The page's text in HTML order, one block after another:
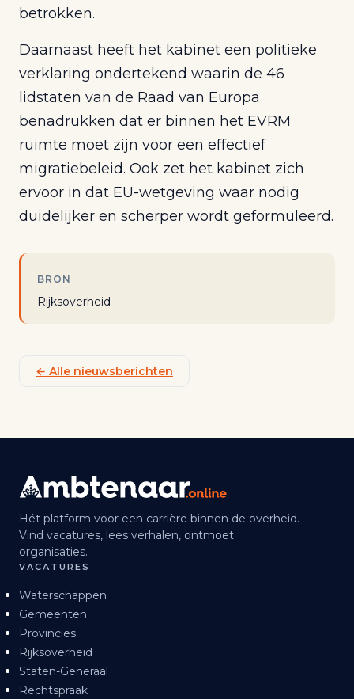
betrokken.
Daarnaast heeft het kabinet een politieke
verklaring ondertekend waarin de 46
lidstaten van de Raad van Europa
benadrukken dat er binnen het EVRM
ruimte moet zijn voor een effectief
migratiebeleid. Ook zet het kabinet zich
ervoor in dat EU-wetgeving waar nodig
duidelijker en scherper wordt geformuleerd.
BRON
Rijksoverheid
← Alle nieuwsberichten
Hét platform voor een carrière binnen de overheid.
Vind vacatures, lees verhalen, ontmoet
organisaties.
VACATURES
Waterschappen
Gemeenten
Provincies
Rijksoverheid
Staten-Generaal
Rechtspraak